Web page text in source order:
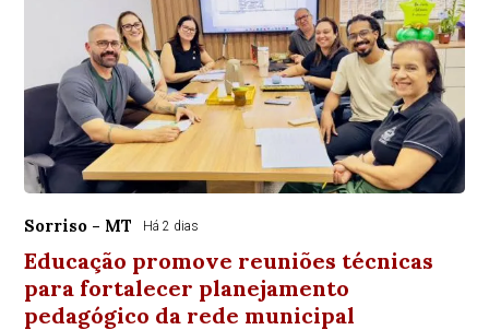
Sorriso - MT Há 2 dias
Educação promove reuniões técnicas
para fortalecer planejamento
pedagógico da rede municipal